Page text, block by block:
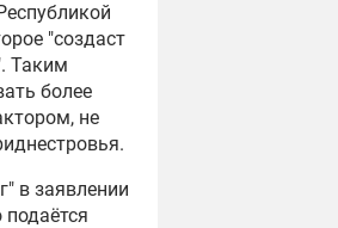
"создаст
Таким
более
не
в заявлении